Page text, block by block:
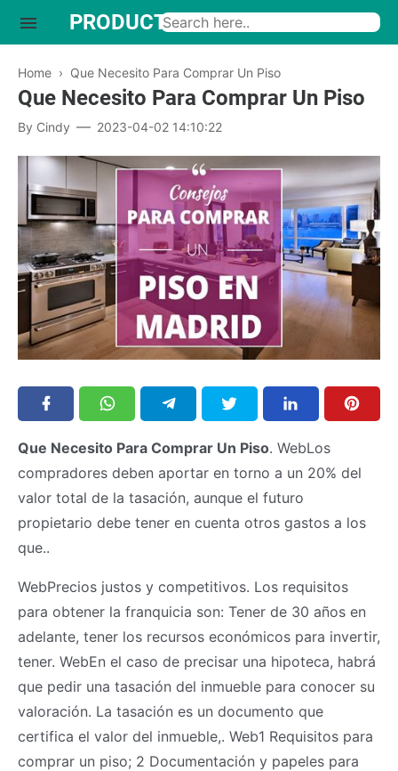
Home › Que Necesito Para Comprar Un Piso
Que Necesito Para Comprar Un Piso
By Cindy 2023-04-02 14:10:22
Que Necesito Para Comprar Un Piso. WebLos
compradores deben aportar en torno a un 20% del
valor total de la tasación, aunque el futuro
propietario debe tener en cuenta otros gastos a los
que..
WebPrecios justos y competitivos. Los requisitos
para obtener la franquicia son: Tener de 30 años en
adelante, tener los recursos económicos para invertir,
tener. WebEn el caso de precisar una hipoteca, habrá
que pedir una tasación del inmueble para conocer su
valoración. La tasación es un documento que
certifica el valor del inmueble,. Web1 Requisitos para
comprar un piso; 2 Documentación y papeles para